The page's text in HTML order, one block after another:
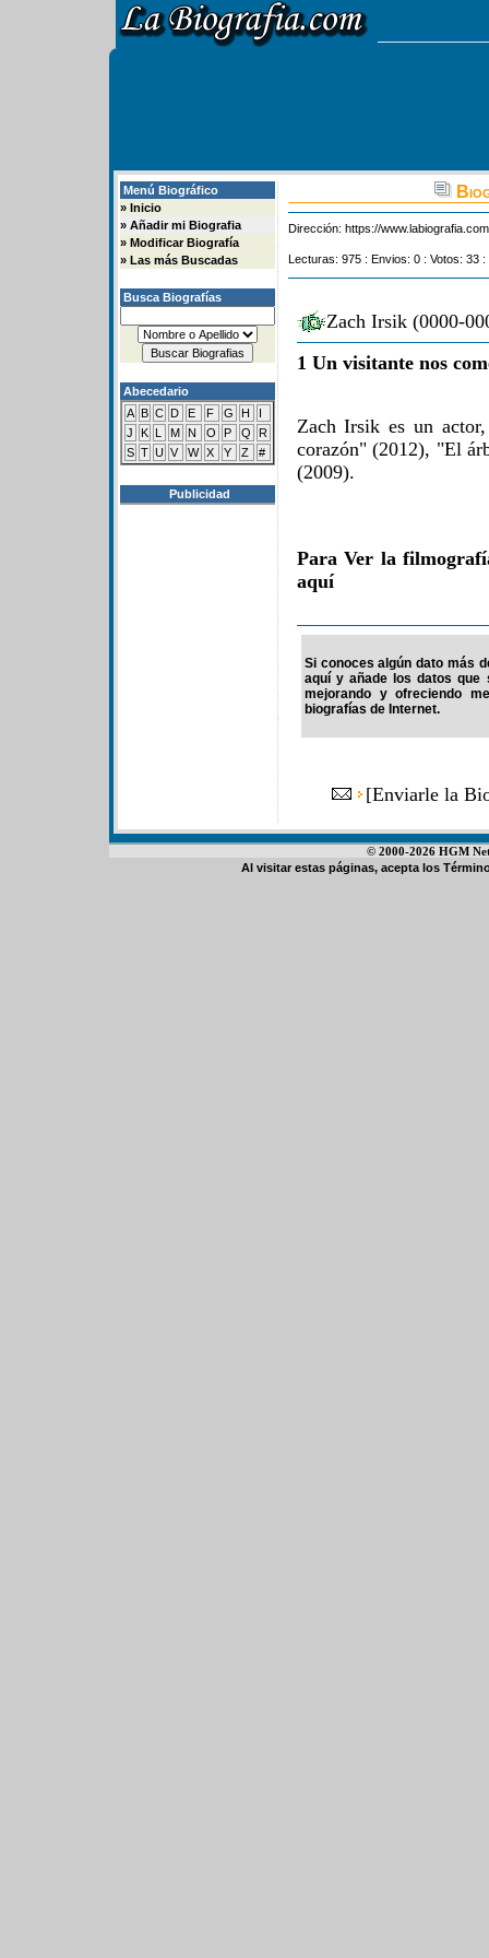
Menú Biográfico
» Inicio
» Añadir mi Biografia
» Modificar Biografía
» Las más Buscadas
Busca Biografías
Abecedario
A B C D E F G H
I
J
K L M N O P Q
R
S T U V W X Y Z #
Publicidad
Dirección: https://
Lecturas: 975 : Envios: 0 : Votos: 33
Zach Irsik (0000-
1 Un visitante nos
Zach Irsik es un
corazón" (2012), "El
(2009).
Para Ver la
aquí
Si conoces algún dato más
aquí y añade los datos que
mejorando y ofreciendo
biografías de Internet.
[Enviarle la
© 2000-2026 HGM
Al visitar estas páginas, acepta los